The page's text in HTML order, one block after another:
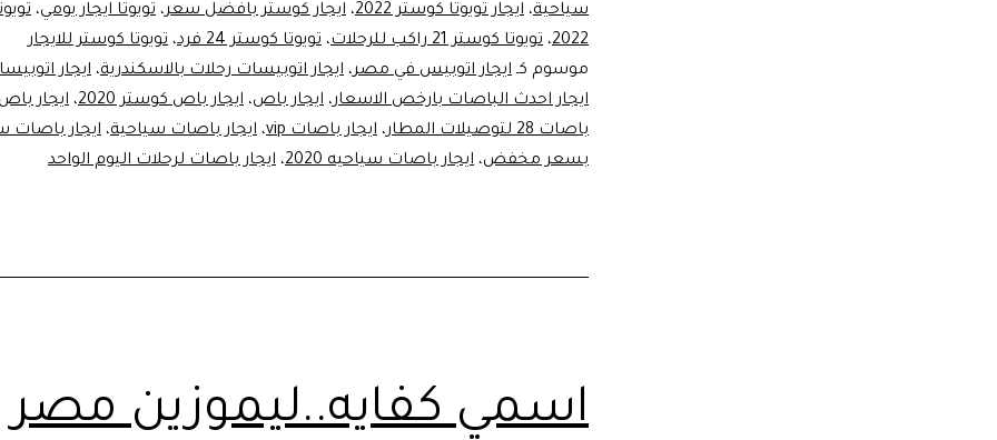
باص
تيوتا
كوستر
سياحية، ايجار تويوتا كوستر 2022 ، ايجار كوستر بافضل سعر، تويوتا ايجار يومي،
2022، تويوتا كوستر 21 راكب للرحلات ، تويوتا كوستر 24 فرد ، تويوتا كوستر للايجار
موسوم كـ ايجار اتوبيس في مصر، ايجار اتوبيسات رحلات بالاسكندرية، ايجار
ايجار احدث الباصات بارخص الاسعار، ايجار باص، ايجار باص كوستر 2020 ، ايجار
باصات 28 لتوصيلات المطار
، ايجار باصات vip ، ايجار باصات سياحية، ايجار باصات
بسعر مخفض، ايجار باصات سياحيه 2020 ، ايجار باصات لرحلات اليوم الواحد
اسمي كفايه..ليموزين مصر